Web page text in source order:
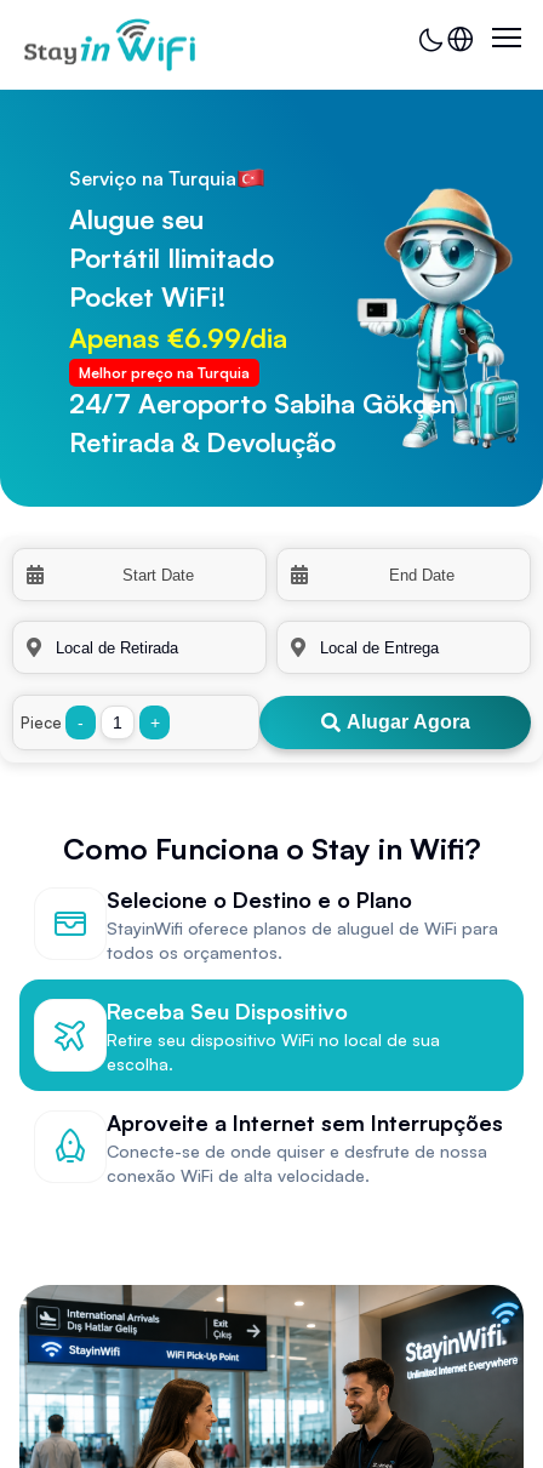
Serviço na Turquia
Alugue seu
Portátil Ilimitado
Pocket WiFi!
Apenas €6.99/dia
Melhor preço na Turquia
24/7 Aeroporto de Trabzon
Retirada & Devolução
Piece - + Alugar Agora
Como Funciona o Stay in Wifi?
Selecione o Destino e o Plano
StayinWifi oferece planos de aluguel de WiFi para
todos os orçamentos.
Receba Seu Dispositivo
Retire seu dispositivo WiFi no local de sua
escolha.
Aproveite a Internet sem Interrupções
Conecte-se de onde quiser e desfrute de nossa
conexão WiFi de alta velocidade.